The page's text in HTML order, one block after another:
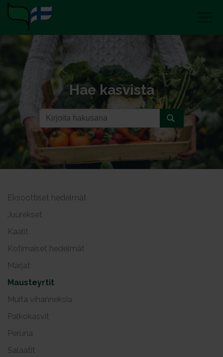
Hae kasvista
Eksoottiset hedelmät
Juurekset
Kaalit
Kotimaiset hedelmät
Marjat
Mausteyrtit
Muita vihanneksia
Palkokasvit
Peruna
Salaatit